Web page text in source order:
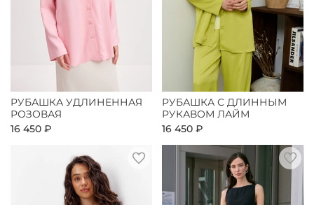
РУБАШКА УДЛИНЕННАЯ
РОЗОВАЯ
16 450 ₽
РУБАШКА С ДЛИННЫМ
РУКАВОМ ЛАЙМ
16 450 ₽